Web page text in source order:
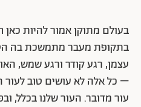
בעולם מתוקן אמור להיות כאן
בתקופת מעבר מתמשכת בה
עצמן, רגע קודר ורגע שמש,
– כל אלה לא עושים טוב לעור
עור מדובר. העור שלנו בכלל,